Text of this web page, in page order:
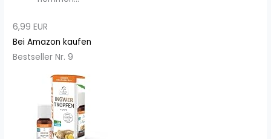
6,99 EUR
Bei Amazon kaufen
Bestseller Nr. 9